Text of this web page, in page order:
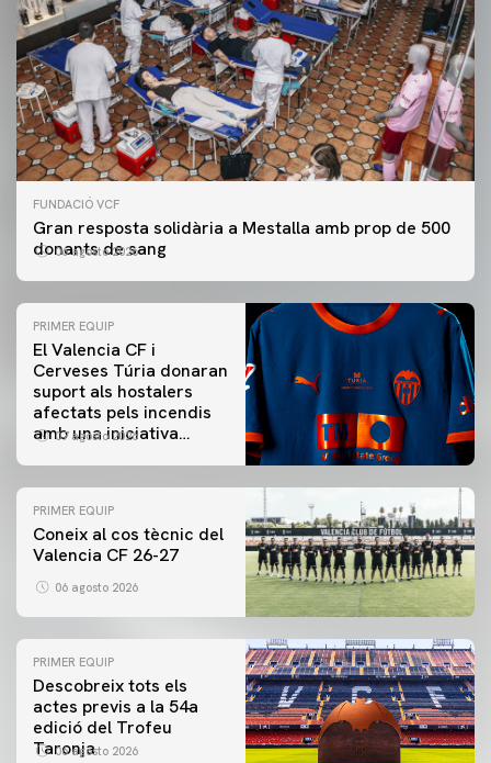
FUNDACIÓ VCF
Gran resposta solidària a Mestalla amb prop de 500
donants de sang
06 agosto 2026
PRIMER EQUIP
El Valencia CF i
Cerveses Túria donaran
suport als hostalers
afectats pels incendis
amb una iniciativa
07 agosto 2026
PRIMER EQUIP
Coneix al cos tècnic del
Valencia CF 26-27
06 agosto 2026
PRIMER EQUIP
Descobreix tots els
actes previs a la 54a
edició del Trofeu
Taronja
06 agosto 2026